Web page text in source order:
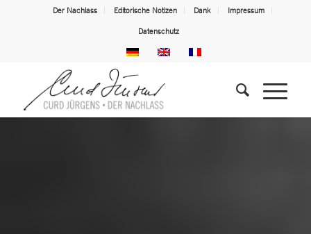
Der Nachlass Editorische Notizen Dank Impressum
Datenschutz